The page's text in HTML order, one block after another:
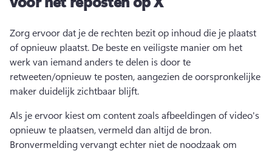
Zorg ervoor dat je de rechten bezit op inhoud die je plaatst
of opnieuw plaatst. De beste en veiligste manier om het
werk van iemand anders te delen is door te
retweeten/opnieuw te posten, aangezien de oorspronkelijke
maker duidelijk zichtbaar blijft.
Als je ervoor kiest om content zoals afbeeldingen of video's
opnieuw te plaatsen, vermeld dan altijd de bron.
Bronvermelding vervangt echter niet de noodzaak om